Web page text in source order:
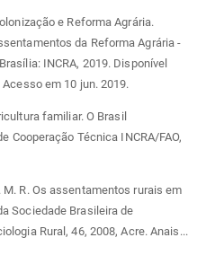
e Reforma Agrária.
da Reforma Agrária -
INCRA, 2019. Disponível
Acesso em 10 jun. 2019.
familiar. O Brasil
Cooperação Técnica INCRA/FAO,
M. R. Os assentamentos rurais em
Sociedade Brasileira de
Rural, 46, 2008, Acre. Anais...